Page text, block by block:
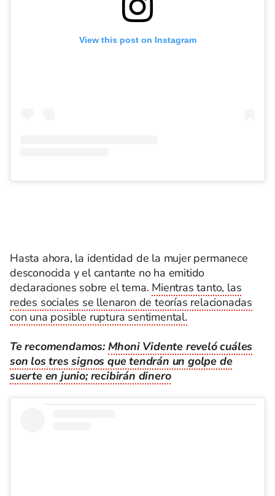
View this post on Instagram
Hasta ahora, la identidad de la mujer permanece
desconocida y el cantante no ha emitido
declaraciones sobre el tema. Mientras tanto, las
redes sociales se llenaron de teorías relacionadas
con una posible ruptura sentimental.
Te recomendamos: Mhoni Vidente reveló cuáles
son los tres signos que tendrán un golpe de
suerte en junio; recibirán dinero